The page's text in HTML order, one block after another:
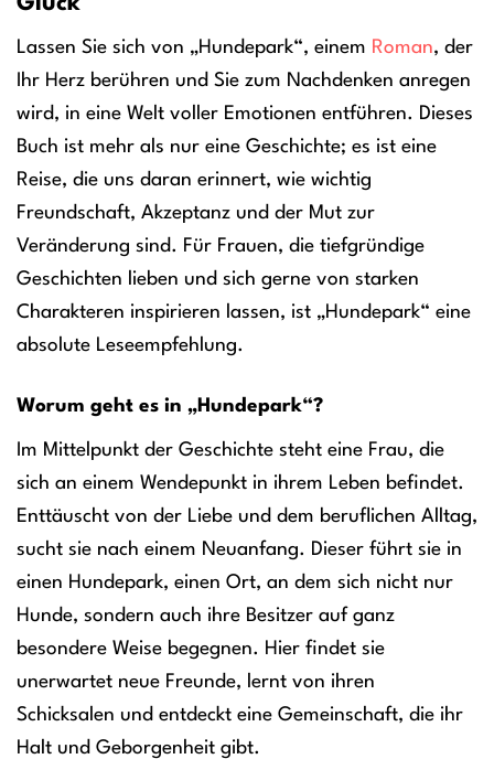
Lassen Sie sich von „Hundepark“, einem Roman, der
Ihr Herz berühren und Sie zum Nachdenken anregen
wird, in eine Welt voller Emotionen entführen. Dieses
Buch ist mehr als nur eine Geschichte; es ist eine
Reise, die uns daran erinnert, wie wichtig
Freundschaft, Akzeptanz und der Mut zur
Veränderung sind. Für Frauen, die tiefgründige
Geschichten lieben und sich gerne von starken
Charakteren inspirieren lassen, ist „Hundepark“ eine
absolute Leseempfehlung.
Worum geht es in „Hundepark“?
Im Mittelpunkt der Geschichte steht eine Frau, die
sich an einem Wendepunkt in ihrem Leben befindet.
Enttäuscht von der Liebe und dem beruflichen Alltag,
sucht sie nach einem Neuanfang. Dieser führt sie in
einen Hundepark, einen Ort, an dem sich nicht nur
Hunde, sondern auch ihre Besitzer auf ganz
besondere Weise begegnen. Hier findet sie
unerwartet neue Freunde, lernt von ihren
Schicksalen und entdeckt eine Gemeinschaft, die ihr
Halt und Geborgenheit gibt.